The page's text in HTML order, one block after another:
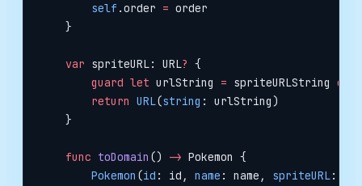
        self
.order = order
    }
    var
spriteURL: URL? {
        guard
let urlString = spriteURLString else
        return
URL(string : urlString)
    }
    func
toDomain () -> Pokemon {
        Pokemon
(id : id, name : name, spriteURL: